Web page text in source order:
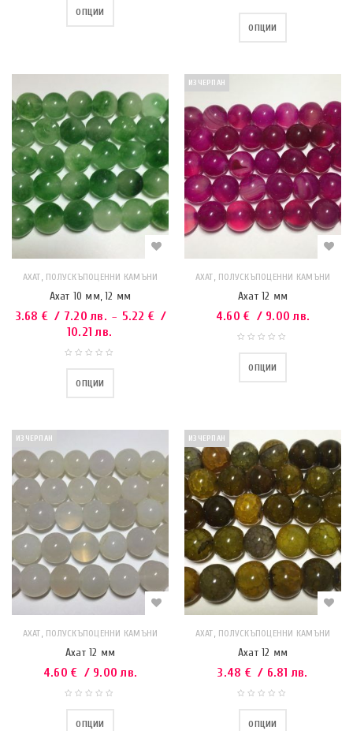
ОПЦИИ
ОПЦИИ
АХАТ, ПОЛУСКЪПОЦЕННИ КАМЪНИ
Ахат 10 мм, 12 мм
3.68 € / 7.20 лв. – 5.22 € /
10.21 лв.
ОПЦИИ
ИЗЧЕРПАН
АХАТ, ПОЛУСКЪПОЦЕННИ КАМЪНИ
Ахат 12 мм
4.60€ / 9.00 лв.
ОПЦИИ
ИЗЧЕРПАН
АХАТ, ПОЛУСКЪПОЦЕННИ КАМЪНИ
Ахат 12 мм
4.60€ / 9.00 лв.
ОПЦИИ
ИЗЧЕРПАН
АХАТ, ПОЛУСКЪПОЦЕННИ КАМЪНИ
Ахат 12 мм
3.48 € / 6.81 лв.
ОПЦИИ